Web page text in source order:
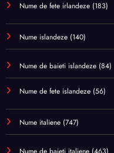
Nume de fete irlandeze (183)
Nume islandeze (140)
Nume de baieti islandeze (84)
Nume de fete islandeze (56)
Nume italiene (747)